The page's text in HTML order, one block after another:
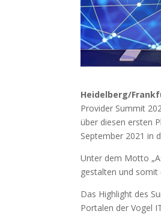
Heidelberg/
Provider Summit
über diesen ersten
September 2021 in
Unter dem Motto
gestalten und somit
Das Highlight des
Portalen der Vogel